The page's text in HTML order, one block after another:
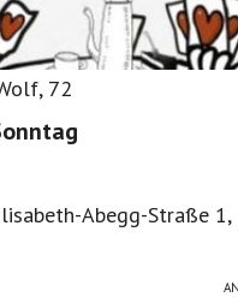
, 72
JEDEN Sonntag
Abegg-Straße